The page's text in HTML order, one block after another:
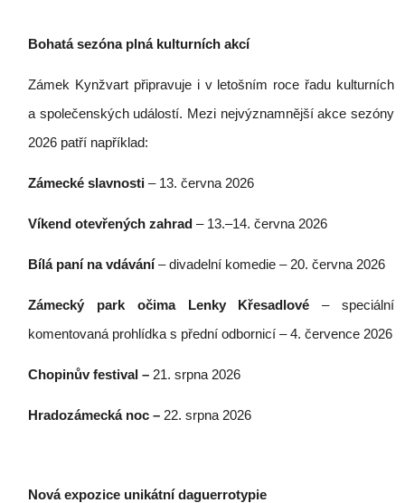
Bohatá sezóna plná kulturních akcí
Zámek Kynžvart připravuje i v letošním roce řadu kulturních
a společenských událostí. Mezi nejvýznamnější akce sezóny
2026 patří například:
Zámecké slavnosti – 13. června 2026
Víkend otevřených zahrad – 13.–14. června 2026
Bílá paní na vdávání– divadelní komedie – 20. června 2026
Zámecký park očima Lenky Křesadlové– speciální
komentovaná prohlídka s přední odbornicí – 4. července 2026
Chopinův festival – 21. srpna 2026
Hradozámecká noc – 22. srpna 2026
Nová expozice unikátní daguerrotypie